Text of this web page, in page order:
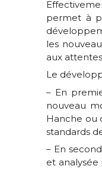
permet à
les
aux
Le
– En
nouveau
Hanche ou
standards
– En
et analysée